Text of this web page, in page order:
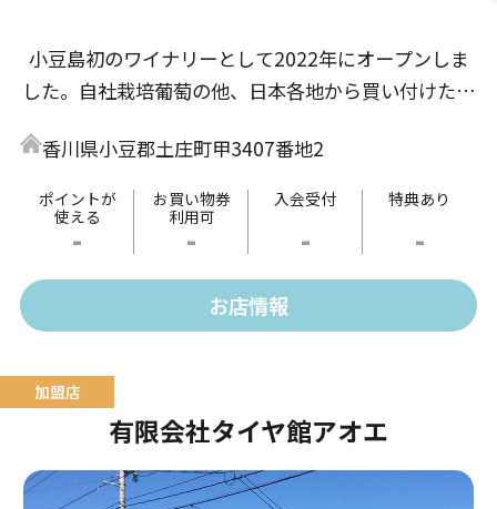
小豆島初のワイナリーとして2022年にオープンしま
した。自社栽培葡萄の他、日本各地から買い付けた葡
ているような、飲み心地の良いワインたちを是非ご賞
味ください。ワイナリーは小豆島土庄港より車で10分
の場所に位置します。ご来島の際はぜひ遊びにいらし
てください。瀬戸内海を一望する丘の上でお待ちして
おります。
香川県小豆郡土庄町甲3407番地2
ポイントが
使える
-
お買い物券
利用可
-
入会受付
-
特典あり
-
お店情報
有限会社タイヤ館アオエ